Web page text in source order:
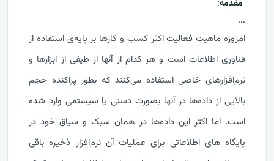
مقدمه:
...
امروزه ماهیت فعالیت اکثر کسب و کارها بر پایه‌ی استفاده از
فناوری اطلاعات است و هر کدام از آنها از طیفی از ابزارها و
نرم‌افزارهای خاصی استفاده می‌کنند که بطور پراکنده حجم
بالایی از داده‌ها در آنها بصورت دستی یا سیستمی وارد شده
است. اما اکثر این داده‌ها در همان سبک و سیاق خود در
پایگاه های اطلاعاتی برای عملیات آن نرم‌افزار ذخیره باقی